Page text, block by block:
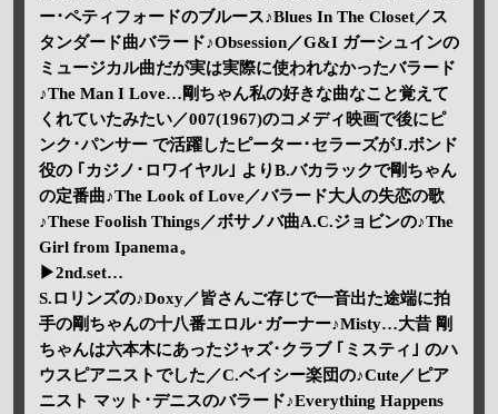
ー･ペティフォードのブルース♪Blues In The Closet／ス
タンダード曲バラード♪Obsession／G&I ガーシュインの
ミュージカル曲だが実は実際に使われなかったバラード
♪The Man I Love…剛ちゃん私の好きな曲なこと覚えて
くれていたみたい／007(1967)のコメディ映画で後にピ
ンク･パンサー で活躍したピーター･セラーズがJ.ボンド
役の ｢カジノ･ロワイヤル｣ よりB.バカラックで剛ちゃん
の定番曲♪The Look of Love／バラード大人の失恋の歌
♪These Foolish Things／ボサノバ曲A.C.ジョビンの♪The
Girl from Ipanema。
▶2nd.set…
S.ロリンズの♪Doxy／皆さんご存じで一音出た途端に拍
手の剛ちゃんの十八番エロル･ガーナー♪Misty…大昔 剛
ちゃんは六本木にあったジャズ･クラブ ｢ミスティ｣ のハ
ウスピアニストでした／C.ベイシー楽団の♪Cute／ピア
ニスト マット･デニスのバラード♪Everything Happens